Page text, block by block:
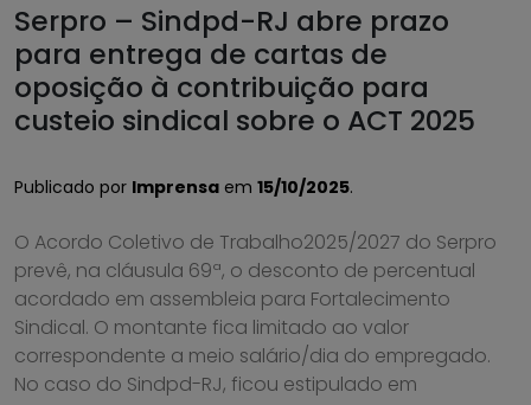
Serpro – Sindpd-RJ abre prazo
para entrega de cartas de
oposição à contribuição para
custeio sindical sobre o ACT 2025
Publicado por Imprensa em 15/10/2025.
O Acordo Coletivo de Trabalho2025/2027 do Serpro
prevê, na cláusula 69ª, o desconto de percentual
acordado em assembleia para Fortalecimento
Sindical. O montante fica limitado ao valor
correspondente a meio salário/dia do empregado.
No caso do Sindpd-RJ, ficou estipulado em